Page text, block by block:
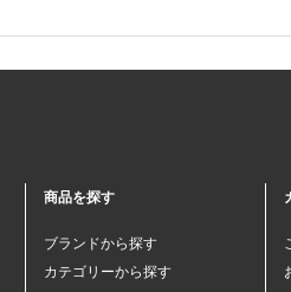
商品を探す
ブランドから探す
カテゴリーから探す